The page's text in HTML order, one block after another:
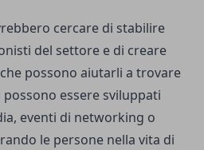
cercare di stabilire
del settore e di creare
possono aiutarli a trovare
essere sviluppati
eventi di networking o
le persone nella vita di